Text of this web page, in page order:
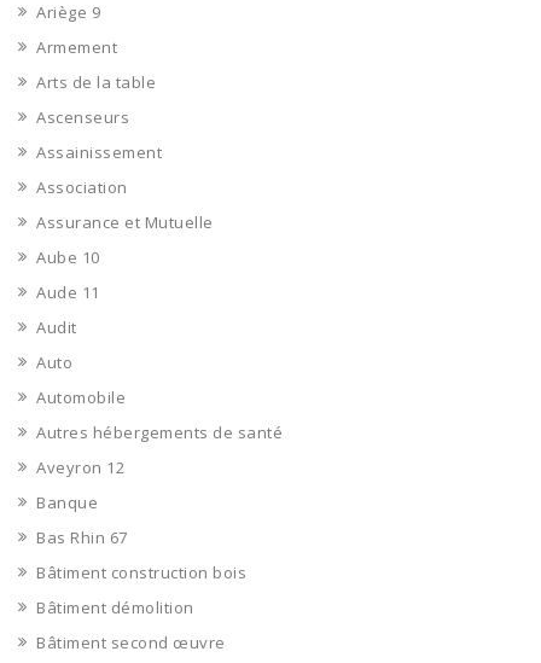
Ariège 9
Armement
Arts de la table
Ascenseurs
Assainissement
Association
Assurance et Mutuelle
Aube 10
Aude 11
Audit
Auto
Automobile
Autres hébergements de santé
Aveyron 12
Banque
Bas Rhin 67
Bâtiment construction bois
Bâtiment démolition
Bâtiment second œuvre